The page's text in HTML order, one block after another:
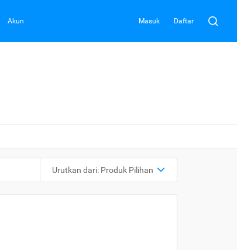
Akun Masuk Daftar
Urutkan dari: Produk Pilihan